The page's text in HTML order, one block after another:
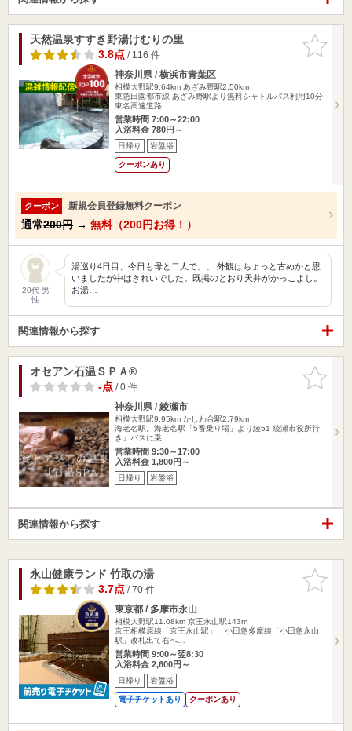
お気に入
りに追加
天然温泉すすき野湯けむりの里
3.8点/ 116 件
神奈川県 / 横浜市青葉区
相模大野駅9.64km あざみ野駅2.50km
東急田園都市線 あざみ野駅より無料シャトルバス利用10分
東名高速道路…
営業時間 7:00～22:00
入浴料金 780円～
日帰り 岩盤浴
クーポンあり
クーポン 新規会員登録無料クーポン
通常200円 → 無料（200円お得！）
20代 男
性
湯巡り4日目、今日も母と二人で。。 外観はちょっと古めかと思
いましたが中はきれいでした。既掲のとおり天井がかっこよし。
お湯…
関連情報から探す
お気に入
りに追加
オセアン石温ＳＰＡ®
-点/ 0 件
神奈川県 / 綾瀬市
相模大野駅9.95km かしわ台駅2.79km
海老名駅。海老名駅「5番乗り場」より綾51 綾瀬市役所行
き」バスに乗…
営業時間 9:30～17:00
入浴料金 1,800円～
日帰り 岩盤浴
関連情報から探す
お気に入
りに追加
永山健康ランド 竹取の湯
3.7点/ 70 件
東京都 / 多摩市永山
相模大野駅11.08km 京王永山駅143m
京王相模原線「京王永山駅」、小田急多摩線「小田急永山
駅」改札出て右へ…
営業時間 9:00～翌8:30
入浴料金 2,600円～
日帰り 岩盤浴
電子チケットあり クーポンあり